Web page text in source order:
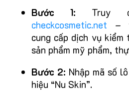
Bước 1: Truy
checkcosmetic.net –
cung cấp dịch vụ
sản phẩm mỹ phẩm,
Bước 2: Nhập mã số
hiệu “Nu Skin”.